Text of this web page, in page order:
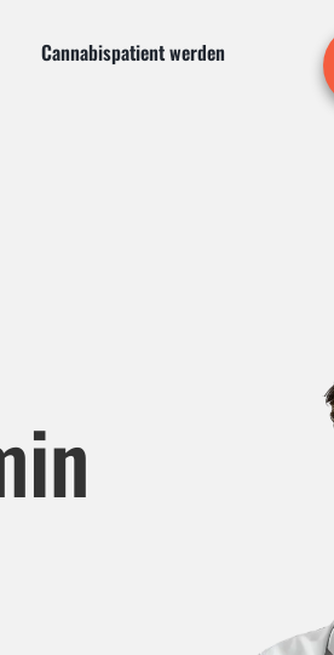
Cannabispatient werden